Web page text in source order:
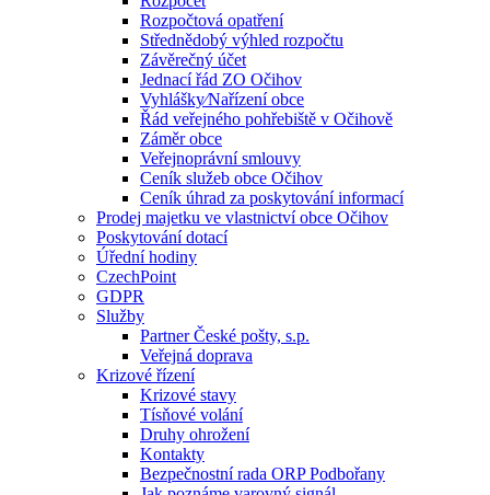
Rozpočtová opatření
Střednědobý výhled rozpočtu
Závěrečný účet
Jednací řád ZO Očihov
Vyhlášky⁄Nařízení obce
Řád veřejného pohřebiště v Očihově
Záměr obce
Veřejnoprávní smlouvy
Ceník služeb obce Očihov
Ceník úhrad za poskytování informací
Prodej majetku ve vlastnictví obce Očihov
Poskytování dotací
Úřední hodiny
CzechPoint
GDPR
Služby
Partner České pošty, s.p.
Veřejná doprava
Krizové řízení
Krizové stavy
Tísňové volání
Druhy ohrožení
Kontakty
Bezpečnostní rada ORP Podbořany